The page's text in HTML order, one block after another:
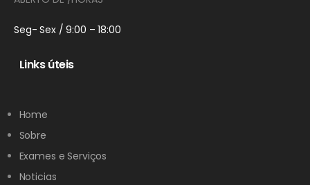
Seg- Sex / 9:00 – 18:00
Links úteis
Home
Sobre
Exames e Serviços
Noticias